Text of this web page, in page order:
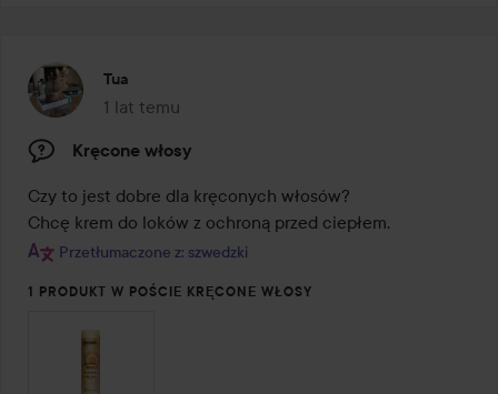
Tua
1 lat temu
Post został utworzony 1 lat temu
Kręcone włosy
Czy to jest dobre dla kręconych włosów?
Chcę krem do loków z ochroną przed ciepłem.
Przetłumaczone z: szwedzki
1 PRODUKT W POŚCIE KRĘCONE WŁOSY